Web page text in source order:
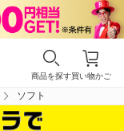
買い物かご
商品を探す
ソフト